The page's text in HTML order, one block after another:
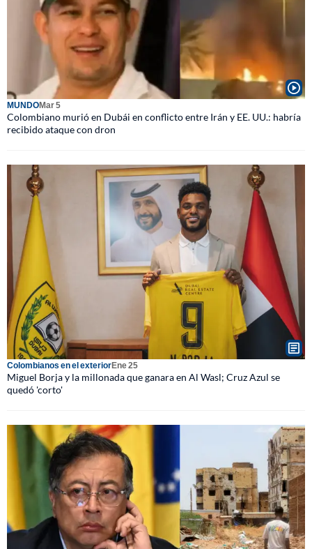
MUNDOMar 5
Colombiano murió en Dubái en conflicto entre Irán y EE. UU.: habría
recibido ataque con dron
Colombianos en el exteriorEne 25
Miguel Borja y la millonada que ganara en Al Wasl; Cruz Azul se
quedó 'corto'